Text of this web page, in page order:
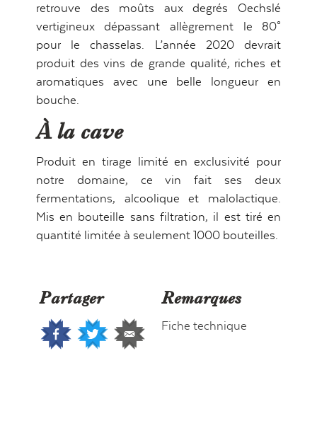
Fermé, ouvert sur réservation uniquement
Domaine de la Crausaz
Chemin de la Creuse 9
1091 GRANDVAUX
retrouve des moûts aux degrés Oechslé
vertigineux dépassant allègrement le 80°
pour le chasselas. L’année 2020 devrait
produit des vins de grande qualité, riches et
aromatiques avec une belle longueur en
bouche.
À la cave
Produit en tirage limité en exclusivité pour
notre domaine, ce vin fait ses deux
fermentations, alcoolique et malolactique.
Mis en bouteille sans filtration, il est tiré en
quantité limitée à seulement 1000 bouteilles.
Partager Remarques
Fiche technique